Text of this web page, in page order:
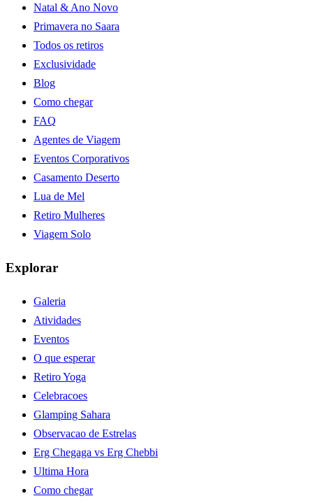
Natal & Ano Novo
Primavera no Saara
Todos os retiros
Exclusividade
Blog
Como chegar
FAQ
Agentes de Viagem
Eventos Corporativos
Casamento Deserto
Lua de Mel
Retiro Mulheres
Viagem Solo
Explorar
Galeria
Atividades
Eventos
O que esperar
Retiro Yoga
Celebracoes
Glamping Sahara
Observacao de Estrelas
Erg Chegaga vs Erg Chebbi
Ultima Hora
Como chegar